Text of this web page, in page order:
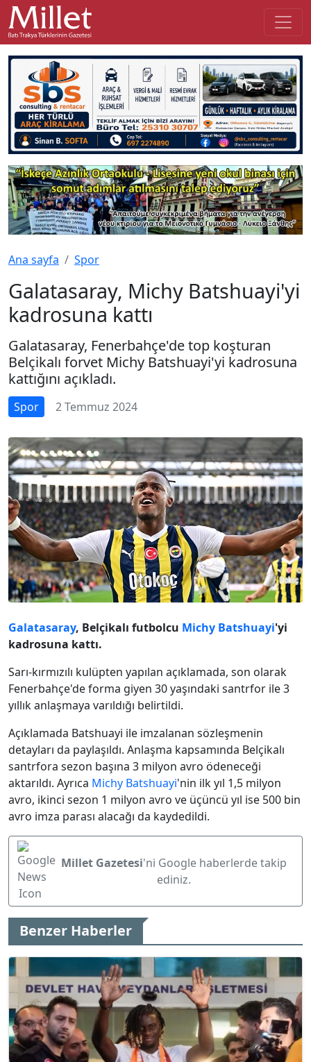
Ana sayfa Spor
Galatasaray, Michy Batshuayi'yi
kadrosuna kattı
Galatasaray, Fenerbahçe'de top koşturan
Belçikalı forvet Michy Batshuayi'yi kadrosuna
kattığını açıkladı.
Spor 2 Temmuz 2024
Galatasaray, Belçikalı futbolcu Michy Batshuayi'yi
kadrosuna kattı.
Sarı-kırmızılı kulüpten yapılan açıklamada, son olarak
Fenerbahçe'de forma giyen 30 yaşındaki santrfor ile 3
yıllık anlaşmaya varıldığı belirtildi.
Açıklamada Batshuayi ile imzalanan sözleşmenin
detayları da paylaşıldı. Anlaşma kapsamında Belçikalı
santrfora sezon başına 3 milyon avro ödeneceği
aktarıldı. Ayrıca Michy Batshuayi'nin ilk yıl 1,5 milyon
avro, ikinci sezon 1 milyon avro ve üçüncü yıl ise 500 bin
avro imza parası alacağı da kaydedildi.
Millet Gazetesi'ni Google haberlerde takip
ediniz.
Benzer Haberler